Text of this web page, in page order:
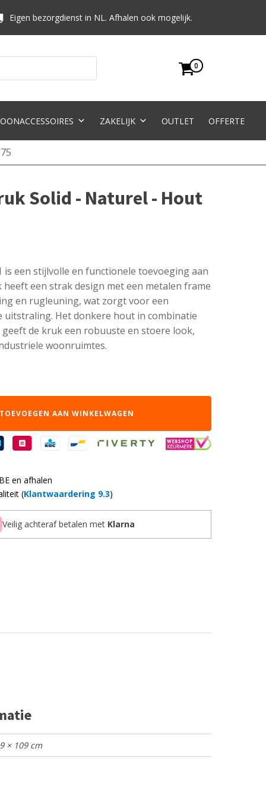
Eigen bezorgdienst in NL. Afhalen ook mogelijk.
0
ZAKELIJK OUTLET OFFERTE
Solid - Naturel - Hout
is een stijlvolle en functionele toevoeging aan
een strak design met een metalen frame
en rugleuning, wat zorgt voor een
uitstraling. Het donkere hout in combinatie
de kruk een robuuste en stoere look,
woonruimtes.
TOEVOEGEN AAN WINKELWAGEN
en afhalen
(Klantwaardering 9.3)
Veilig achteraf betalen met Klarna
× 109 cm